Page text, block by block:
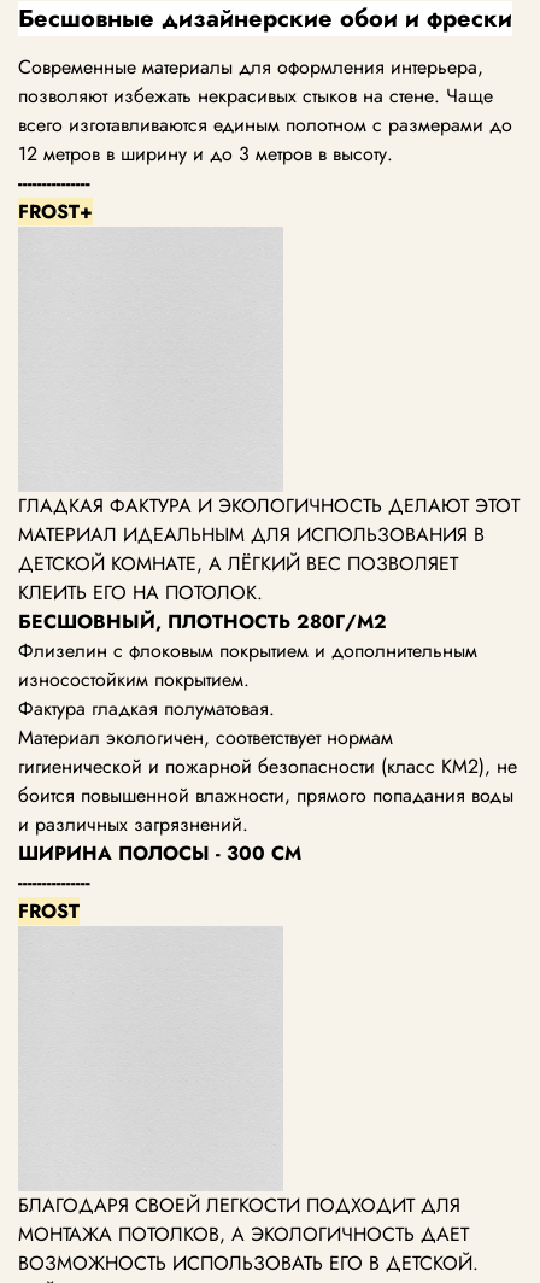
Бесшовные дизайнерские обои и фрески
Современные материалы для оформления интерьера,
позволяют избежать некрасивых стыков на стене. Чаще
всего изготавливаются единым полотном с размерами до
12 метров в ширину и до 3 метров в высоту.
---------------
FROST+
ГЛАДКАЯ ФАКТУРА И ЭКОЛОГИЧНОСТЬ ДЕЛАЮТ ЭТОТ
МАТЕРИАЛ ИДЕАЛЬНЫМ ДЛЯ ИСПОЛЬЗОВАНИЯ В
ДЕТСКОЙ КОМНАТЕ, А ЛЁГКИЙ ВЕС ПОЗВОЛЯЕТ
КЛЕИТЬ ЕГО НА ПОТОЛОК.
БЕСШОВНЫЙ, ПЛОТНОСТЬ 280Г/М2
Флизелин с флоковым покрытием и дополнительным
износостойким покрытием.
Фактура гладкая полуматовая.
Материал экологичен, соответствует нормам
гигиенической и пожарной безопасности (класс КМ2), не
боится повышенной влажности, прямого попадания воды
и различных загрязнений.
ШИРИНА ПОЛОСЫ - 300 СМ
---------------
FROST
БЛАГОДАРЯ СВОЕЙ ЛЕГКОСТИ ПОДХОДИТ ДЛЯ
МОНТАЖА ПОТОЛКОВ, А ЭКОЛОГИЧНОСТЬ ДАЕТ
ВОЗМОЖНОСТЬ ИСПОЛЬЗОВАТЬ ЕГО В ДЕТСКОЙ.